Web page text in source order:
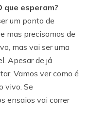
que esperam?
um ponto de
mas precisamos de
mas vai ser uma
Apesar de já
Vamos ver como é
vivo. Se
ensaios vai correr